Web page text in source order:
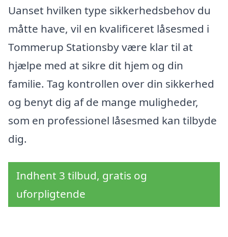
Uanset hvilken type sikkerhedsbehov du
måtte have, vil en kvalificeret låsesmed i
Tommerup Stationsby være klar til at
hjælpe med at sikre dit hjem og din
familie. Tag kontrollen over din sikkerhed
og benyt dig af de mange muligheder,
som en professionel låsesmed kan tilbyde
dig.
Indhent 3 tilbud, gratis og
uforpligtende